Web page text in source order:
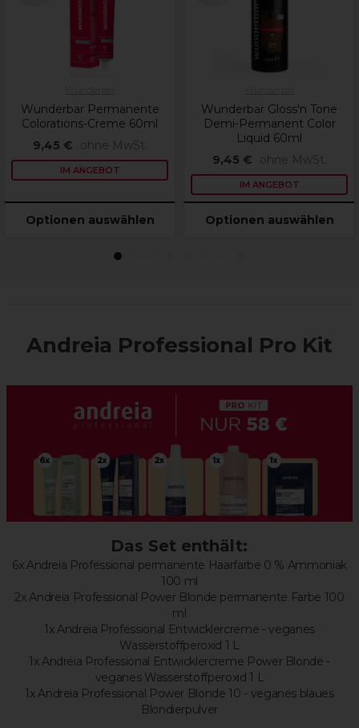
Wunderbar Permanente
Colorations-Creme 60ml
9,45 €
ohne MwSt.
IM ANGEBOT
Optionen auswählen
Wunderbar Gloss'n Tone
Demi-Permanent Color
Liquid 60ml
9,45 €
ohne MwSt.
IM ANGEBOT
Optionen auswählen
1
Andreia Professional Pro Kit
Das Set enthält:
6x Andreia Professional permanente Haarfarbe 0 % Ammoniak
100 ml
2x Andreia Professional Power Blonde permanente Farbe 100
ml
1x Andreia Professional Entwicklercreme - veganes
Wasserstoffperoxid 1 L
1x Andreia Professional Entwicklercreme Power Blonde -
veganes Wasserstoffperoxid 1 L
1x Andreia Professional Power Blonde 10 - veganes blaues
Blondierpulver